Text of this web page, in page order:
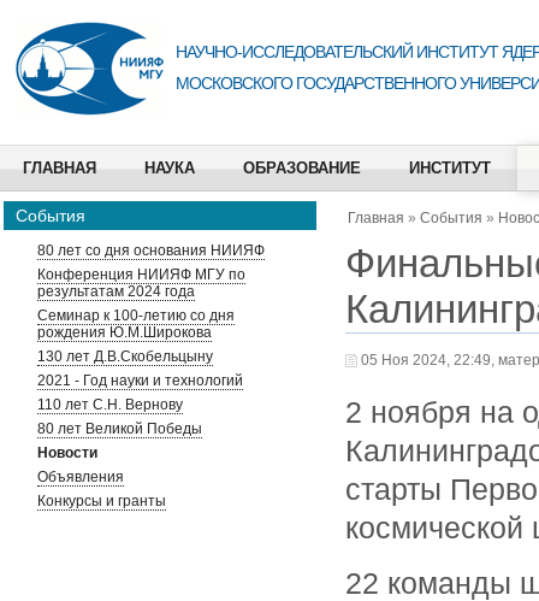
НАУЧНО-ИССЛЕДОВАТЕЛЬСКИЙ ИНСТИТУТ
МОСКОВСКОГО ГОСУДАРСТВЕННОГО
ГЛАВНАЯ НАУКА ОБРАЗОВАНИЕ ИНСТИТУТ
События
80 лет со дня основания НИИЯФ
Конференция НИИЯФ МГУ по
результатам 2024 года
Семинар к 100-летию со дня
рождения Ю.М.Широкова
130 лет Д.В.Скобельцыну
2021 - Год науки и технологий
110 лет С.Н. Вернову
80 лет Великой Победы
Новости
Объявления
Конкурсы и гранты
Главная » События »
05 Ноя 2024, 22:49,
2 ноября на
старты
22 команды